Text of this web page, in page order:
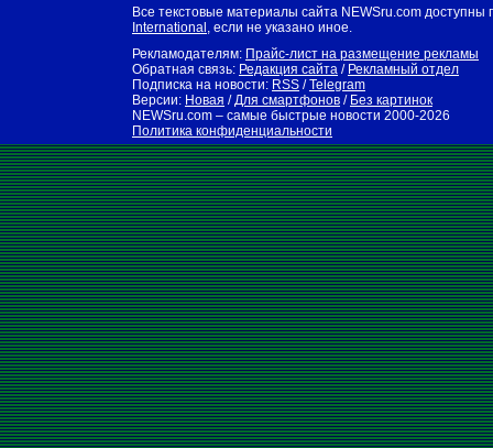
Все текстовые материалы сайта NEWSru.com доступны
International , если не указано иное.
Рекламодателям: Прайс-лист на размещение рекламы
Обратная связь: Редакция сайта / Рекламный отдел
Подписка на новости: RSS /Telegram
Версии: Новая /Для смартфонов / Без картинок
NEWSru.com – самые быстрые новости 2000-2026
Политика конфиденциальности